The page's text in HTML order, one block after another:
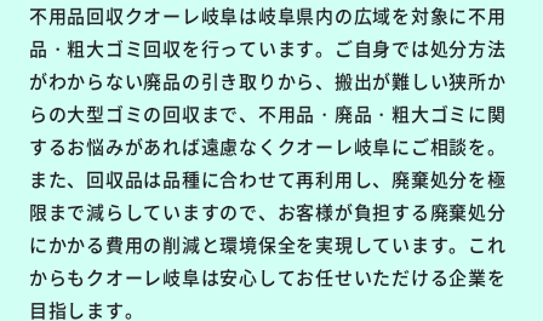
不用品回収クオーレ岐阜は岐阜県内の広域を対象に不用
品・粗大ゴミ回収を行っています。ご自身では処分方法
がわからない廃品の引き取りから、搬出が難しい狭所か
らの大型ゴミの回収まで、不用品・廃品・粗大ゴミに関
するお悩みがあれば遠慮なくクオーレ岐阜にご相談を。
また、回収品は品種に合わせて再利用し、廃棄処分を極
限まで減らしていますので、お客様が負担する廃棄処分
にかかる費用の削減と環境保全を実現しています。これ
からもクオーレ岐阜は安心してお任せいただける企業を
目指します。